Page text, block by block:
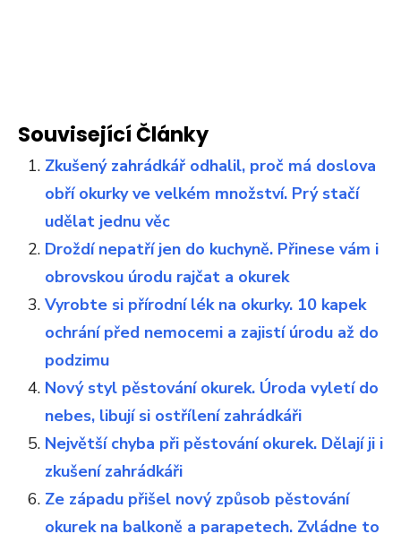
Související Články
Zkušený zahrádkář odhalil, proč má doslova
obří okurky ve velkém množství. Prý stačí
udělat jednu věc
Droždí nepatří jen do kuchyně. Přinese vám i
obrovskou úrodu rajčat a okurek
Vyrobte si přírodní lék na okurky. 10 kapek
ochrání před nemocemi a zajistí úrodu až do
podzimu
Nový styl pěstování okurek. Úroda vyletí do
nebes, libují si ostřílení zahrádkáři
Největší chyba při pěstování okurek. Dělají ji i
zkušení zahrádkáři
Ze západu přišel nový způsob pěstování
okurek na balkoně a parapetech. Zvládne to